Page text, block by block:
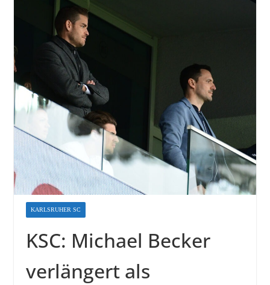
KARLSRUHER SC
KSC: Michael Becker
verlängert als